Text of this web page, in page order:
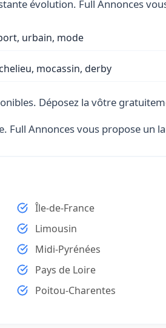
évolution. Full Annonces
urbain, mode
mocassin, derby
Déposez la vôtre
Full Annonces vous propose un
Île-de-France
Limousin
Midi-Pyrénées
Pays de Loire
Poitou-Charentes